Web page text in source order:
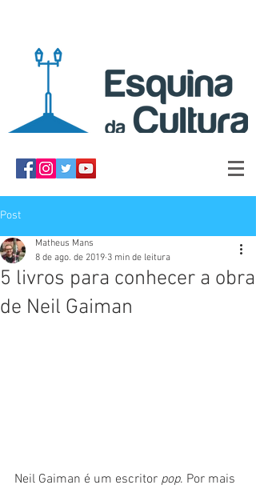
Post
5 livros para conhecer a obra
de Neil Gaiman
Matheus Mans
8 de ago. de 2019 3 min de leitura
Neil Gaiman é um escritor pop. Por mais